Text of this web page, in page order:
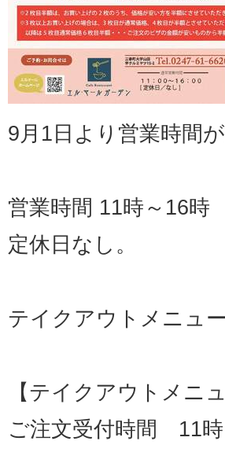
9月1日より営業時間
営業時間 11時～16時
定休日なし。
テイクアウトメニュ
【テイクアウトメニュ
ご注文受付時間 11